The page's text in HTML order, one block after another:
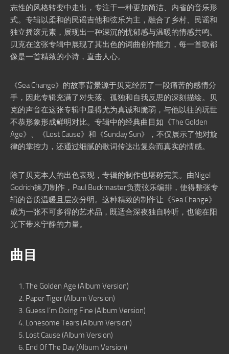
志性的风格转变中走出，专注于一种更加简洁、内省的音乐形
式。专辑以柔和的民谣吉他和弦乐为主，融合了乡村、民谣和
独立摇滚元素，展现出一种深沉的忧郁感与温暖的情感共鸣。
贝克在这张专辑中展现了其出色的词曲创作能力，每一首歌都
像是一首精致的小诗，直击人心。
《Sea Change》的故事背景源于贝克经历了一段痛苦的感情分
手，因此专辑充满了对失落、孤独和自我反思的深刻描绘。贝
克的声音在这张专辑中显得尤为真诚和脆弱，与他以往的玩世
不恭形象形成鲜明对比。专辑中的经典曲目如《The Golden
Age》、《Lost Cause》和《Sunday Sun》，不仅展示了他对旋
律的掌控力，还通过细腻的歌词传达出复杂而真实的情感。
除了贝克本人的出色表现，专辑的制作也堪称完美。由Nigel
Godrich操刀制作，Paul Buckmaster负责弦乐编排，使得整张专
辑的音质温暖且层次分明。这种精致的制作让《Sea Change》
成为一张不可多得的艺术品，既适合深夜独自聆听，也能在阳
光下带来宁静的力量。
曲目
The Golden Age (Album Version)
Paper Tiger (Album Version)
Guess I’m Doing Fine (Album Version)
Lonesome Tears (Album Version)
Lost Cause (Album Version)
End Of The Day (Album Version)